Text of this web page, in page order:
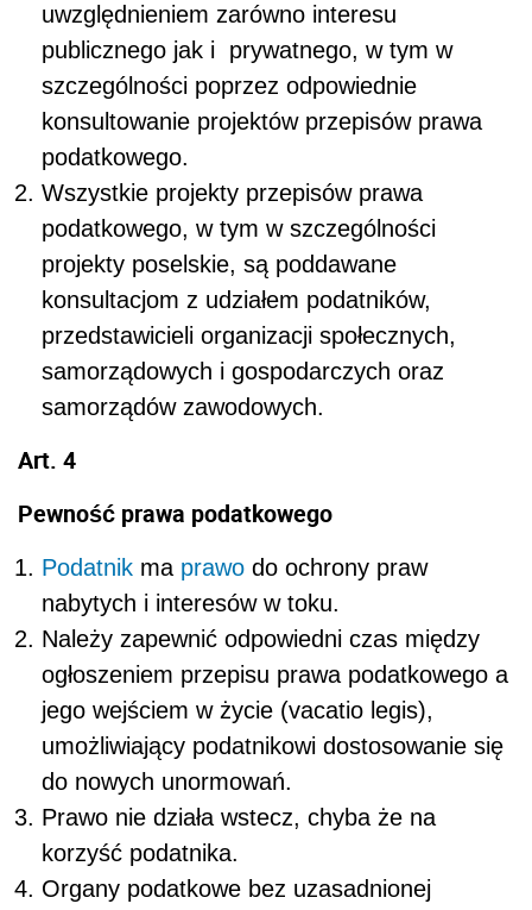
uwzględnieniem zarówno interesu
publicznego jak i prywatnego, w tym w
szczególności poprzez odpowiednie
konsultowanie projektów przepisów prawa
podatkowego.
Wszystkie projekty przepisów prawa
podatkowego, w tym w szczególności
projekty poselskie, są poddawane
konsultacjom z udziałem podatników,
przedstawicieli organizacji społecznych,
samorządowych i gospodarczych oraz
samorządów zawodowych.
Art. 4
Pewność prawa podatkowego
Podatnik ma prawo do ochrony praw
nabytych i interesów w toku.
Należy zapewnić odpowiedni czas między
ogłoszeniem przepisu prawa podatkowego a
jego wejściem w życie (vacatio legis),
umożliwiający podatnikowi dostosowanie się
do nowych unormowań.
Prawo nie działa wstecz, chyba że na
korzyść podatnika.
Organy podatkowe bez uzasadnionej